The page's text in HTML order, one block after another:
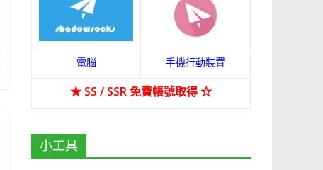
電腦 手機行動裝置
★ SS / SSR 免費帳號取得☆
小工具